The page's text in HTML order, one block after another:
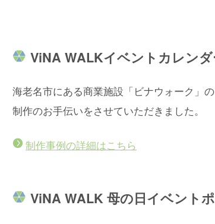
ViNA WALKイベントカレン
海老名市にある商業施設「ビナウォーク」
制作のお手伝いをさせていただきました。
制作事例の詳細はこちら
ViNA WALK 母の日イベント